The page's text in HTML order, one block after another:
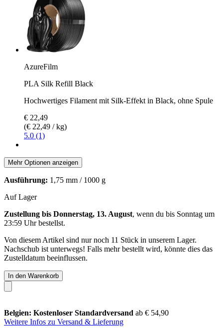
AzureFilm
PLA Silk Refill Black
Hochwertiges Filament mit Silk-Effekt in Black, ohne Spule
€ 22,49
(€ 22,49 / kg)
5.0 (1)
Mehr Optionen anzeigen
Ausführung: 1,75 mm / 1000 g
Auf Lager
Zustellung bis Donnerstag, 13. August, wenn du bis Sonntag um
23:59 Uhrbestellst.
Von diesem Artikel sind nur noch 11 Stück in unserem Lager.
Nachschub ist unterwegs! Falls mehr bestellt wird, könnte dies das
Zustelldatum beeinflussen.
In den Warenkorb
Belgien: Kostenloser Standardversand ab € 54,90
Weitere Infos zu Versand & Lieferung